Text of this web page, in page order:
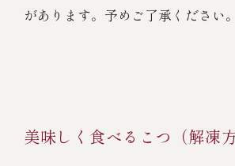
があります。予めご了承ください。
美味しく食べるこつ（解凍方